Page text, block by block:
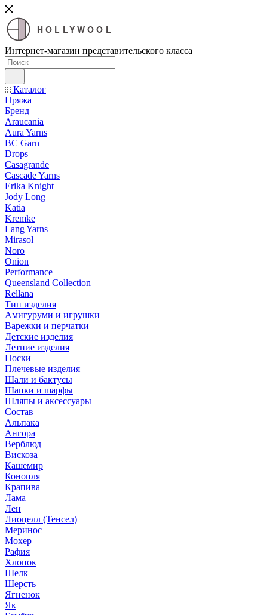
HOLLYWOOL
Интернет-магазин представительского класса
Каталог
Пряжа
Бренд
Araucania
Aura Yarns
BC Garn
Drops
Casagrande
Cascade Yarns
Erika Knight
Jody Long
Katia
Kremke
Lang Yarns
Mirasol
Noro
Onion
Performance
Queensland Collection
Rellana
Тип изделия
Амигуруми и игрушки
Варежки и перчатки
Детские изделия
Летние изделия
Носки
Плечевые изделия
Шали и бактусы
Шапки и шарфы
Шляпы и аксессуары
Состав
Альпака
Ангора
Верблюд
Вискоза
Кашемир
Конопля
Крапива
Лама
Лен
Лиоцелл (Тенсел)
Меринос
Мохер
Рафия
Хлопок
Шелк
Шерсть
Ягненок
Як